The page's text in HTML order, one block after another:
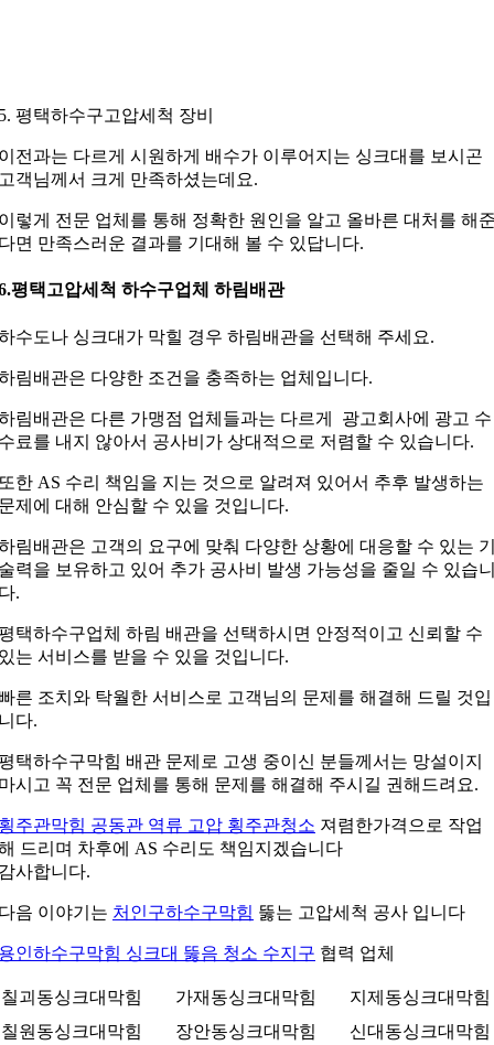
평택하수구고압세척 장비
전과는 다르게 시원하게 배수가 이루어지는 싱크대를 보시곤
객님께서 크게 만족하셨는데요.
렇게 전문 업체를 통해 정확한 원인을 알고 올바른 대처를 해
면 만족스러운 결과를 기대해 볼 수 있답니다.
평택고압세척 하수구업체 하림배관
수도나 싱크대가 막힐 경우 하림배관을 선택해 주세요.
림배관은 다양한 조건을 충족하는 업체입니다.
림배관은 다른 가맹점 업체들과는 다르게 광고회사에 광고 수
료를 내지 않아서 공사비가 상대적으로 저렴할 수 있습니다.
한 AS 수리 책임을 지는 것으로 알려져 있어서 추후 발생하는
제에 대해 안심할 수 있을 것입니다.
림배관은 고객의 요구에 맞춰 다양한 상황에 대응할 수 있는
력을 보유하고 있어 추가 공사비 발생 가능성을 줄일 수 있습
.
택하수구업체 하림 배관을 선택하시면 안정적이고 신뢰할 수
는 서비스를 받을 수 있을 것입니다.
른 조치와 탁월한 서비스로 고객님의 문제를 해결해 드릴 것입
다.
택하수구막힘 배관 문제로 고생 중이신 분들께서는 망설이지
시고 꼭 전문 업체를 통해 문제를 해결해 주시길 권해드려요.
주관막힘 공동관 역류 고압 횡주관청소 져렴한가격으로 작업
드리며 차후에 AS 수리도 책임지겠습니다
사합니다.
음 이야기는 처인구하수구막힘 뚫는 고압세척 공사 입니다
인하수구막힘 싱크대 뚫음 청소 수지구 협력 업체
칠괴동싱크대막힘 가재동싱크대막힘
지제동싱크대막힘
칠원동싱크대막힘
장안동싱크대막힘 신대동싱크대막힘